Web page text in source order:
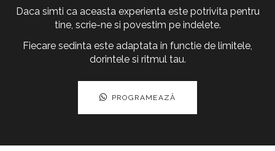
Daca simti ca aceasta experienta este potrivita pentru
tine, scrie-ne si povestim pe indelete.
Fiecare sedinta este adaptata in functie de limitele,
dorintele si ritmul tau.
PROGRAMEAZĂ